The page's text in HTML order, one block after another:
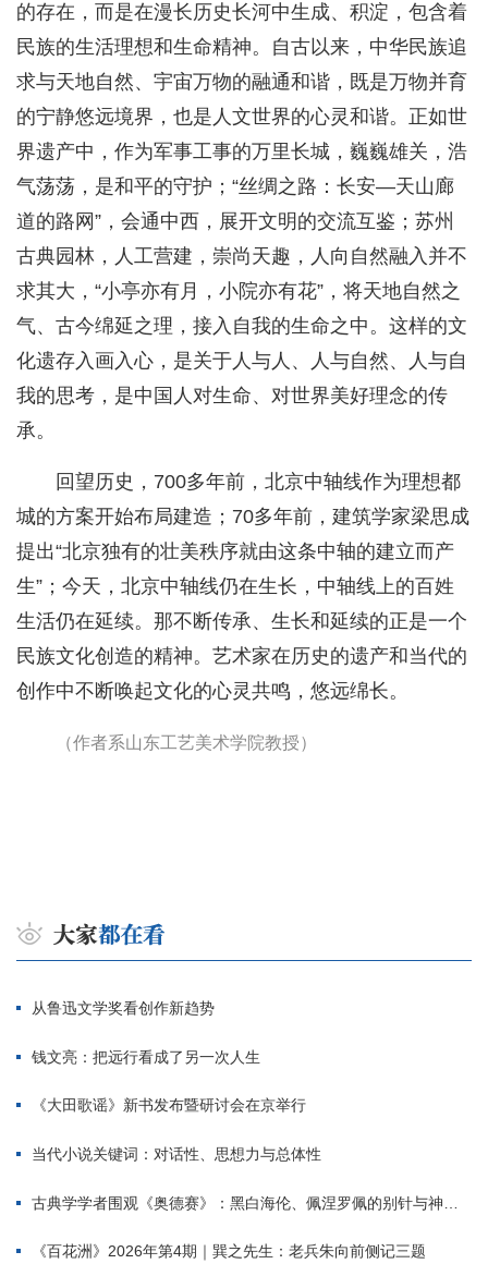
的存在，而是在漫长历史长河中生成、积淀，包含着
民族的生活理想和生命精神。自古以来，中华民族追
求与天地自然、宇宙万物的融通和谐，既是万物并育
的宁静悠远境界，也是人文世界的心灵和谐。正如世
界遗产中，作为军事工事的万里长城，巍巍雄关，浩
气荡荡，是和平的守护；“丝绸之路：长安—天山廊
道的路网”，会通中西，展开文明的交流互鉴；苏州
古典园林，人工营建，崇尚天趣，人向自然融入并不
求其大，“小亭亦有月，小院亦有花”，将天地自然之
气、古今绵延之理，接入自我的生命之中。这样的文
化遗存入画入心，是关于人与人、人与自然、人与自
我的思考，是中国人对生命、对世界美好理念的传
承。
回望历史，700多年前，北京中轴线作为理想都
城的方案开始布局建造；70多年前，建筑学家梁思成
提出“北京独有的壮美秩序就由这条中轴的建立而产
生”；今天，北京中轴线仍在生长，中轴线上的百姓
生活仍在延续。那不断传承、生长和延续的正是一个
民族文化创造的精神。艺术家在历史的遗产和当代的
创作中不断唤起文化的心灵共鸣，悠远绵长。
（作者系山东工艺美术学院教授）
从鲁迅文学奖看创作新趋势
钱文亮：把远行看成了另一次人生
《大田歌谣》新书发布暨研讨会在京举行
当代小说关键词：对话性、思想力与总体性
古典学学者围观《奥德赛》：黑白海伦、佩涅罗佩的别针与神秘入侵者
《百花洲》2026年第4期｜巽之先生：老兵朱向前侧记三题